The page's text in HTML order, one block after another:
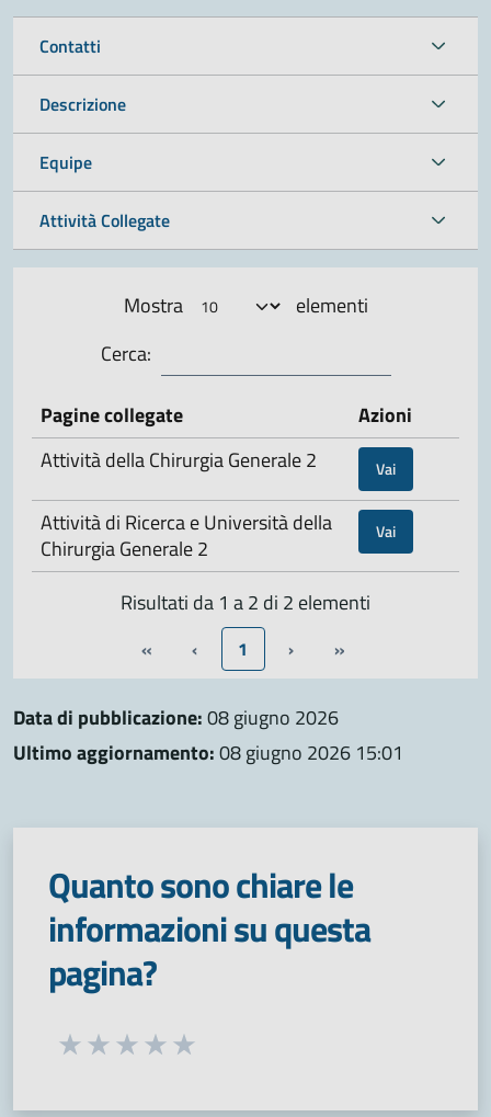
Contatti
Descrizione
Equipe
Attività Collegate
Mostra
elementi
Cerca:
Pagine collegate
Azioni
Attività della Chirurgia Generale 2
Vai
Attività di Ricerca e Università della
Chirurgia Generale 2
Vai
Risultati da 1 a 2 di 2 elementi
« ‹ 1 › »
Data di pubblicazione:08 giugno 2026
Ultimo aggiornamento:08 giugno 2026 15:01
Quanto sono chiare le
informazioni su questa
pagina?
Seleziona una valutazione da 1 a 5 stelle